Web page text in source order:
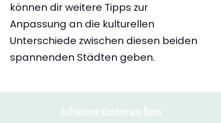
können dir weitere Tipps zur
Anpassung an die kulturellen
Unterschiede zwischen diesen beiden
spannenden Städten geben.
Zufriedene Kunden aus Bonn